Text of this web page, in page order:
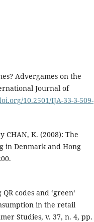
Advergames on the
Journal of
10.2501/IJA-33-3-509-
y CHAN, K. (2008): The
in Denmark and Hong
codes and ‘green‘
in the retail
Studies, v. 37, n. 4, pp.